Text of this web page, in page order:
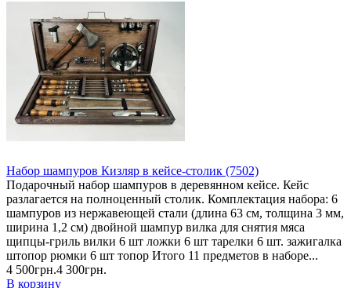
Набор шампуров Кизляр в кейсе-столик (7502)
Подарочный набор шампуров в деревянном кейсе. Кейс
разлагается на полноценный столик. Комплектация набора: 6
шампуров из нержавеющей стали (длина 63 см, толщина 3 мм,
ширина 1,2 см) двойной шампур вилка для снятия мяса
щипцы-гриль вилки 6 шт ложки 6 шт тарелки 6 шт. зажигалка
штопор рюмки 6 шт топор Итого 11 предметов в наборе...
4 500грн.4 300грн.
В корзину